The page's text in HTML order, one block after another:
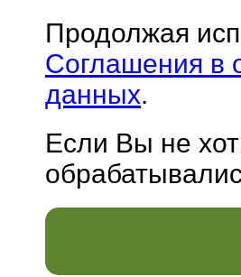
Продолжая
Соглашения в
данных.
Если Вы не